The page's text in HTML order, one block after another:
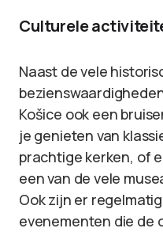
Culturele
Naast de vele
Košice ook een
je genieten van
prachtige kerken, of
een van de vele
Ook zijn er
evenementen die de